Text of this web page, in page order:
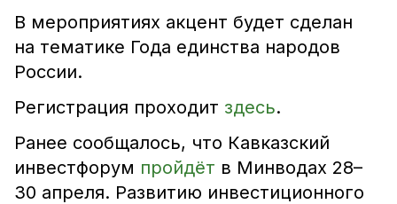
В мероприятиях акцент будет сделан
на тематике Года единства народов
России.
Регистрация проходит здесь.
Ранее сообщалось, что Кавказский
инвестфорум пройдёт в Минводах 28–
30 апреля. Развитию инвестиционного